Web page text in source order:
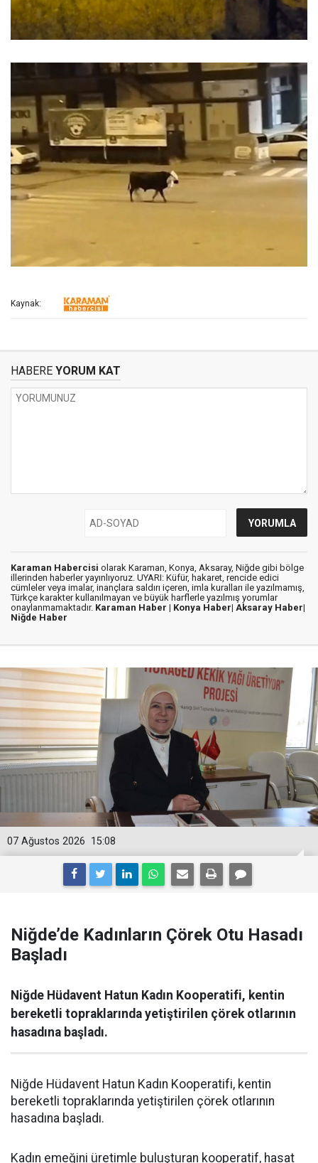
Kaynak:
HABERE YORUM KAT
Karaman Habercisi olarak Karaman, Konya, Aksaray, Niğde gibi bölge
illerinden haberler yayınlıyoruz. UYARI: Küfür, hakaret, rencide edici
cümleler veya imalar, inançlara saldırı içeren, imla kuralları ile yazılmamış,
Türkçe karakter kullanılmayan ve büyük harflerle yazılmış yorumlar
onaylanmamaktadır. Karaman Haber | Konya Haber| Aksaray Haber|
Niğde Haber
15:08
07 Ağustos 2026
Niğde’de Kadınların Çörek Otu Hasadı
Başladı
Niğde Hüdavent Hatun Kadın Kooperatifi, kentin
bereketli topraklarında yetiştirilen çörek otlarının
hasadına başladı.
Niğde Hüdavent Hatun Kadın Kooperatifi, kentin
bereketli topraklarında yetiştirilen çörek otlarının
hasadına başladı.
Kadın emeğini üretimle buluşturan kooperatif, hasat